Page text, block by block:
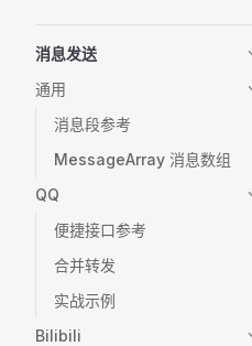
消息发送
通用
消息段参考
MessageArray 消息数组
QQ
便捷接口参考
合并转发
实战示例
Bilibili